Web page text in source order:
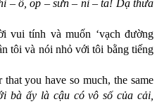
– ô, op – sưn – ni – ta! Dạ thưa
vui tính và muốn ‘vạch đường
tôi và nói nhỏ với tôi bằng tiếng
you have so much, the same
bà ấy là cậu có vô số của cải,